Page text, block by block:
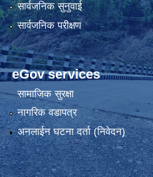
सार्वजनिक सुनुवाई
सार्वजनिक परीक्षण
eGov services
सामाजिक सुरक्षा
नागरिक वडापत्र
अनलाईन घटना दर्ता (निवेदन)